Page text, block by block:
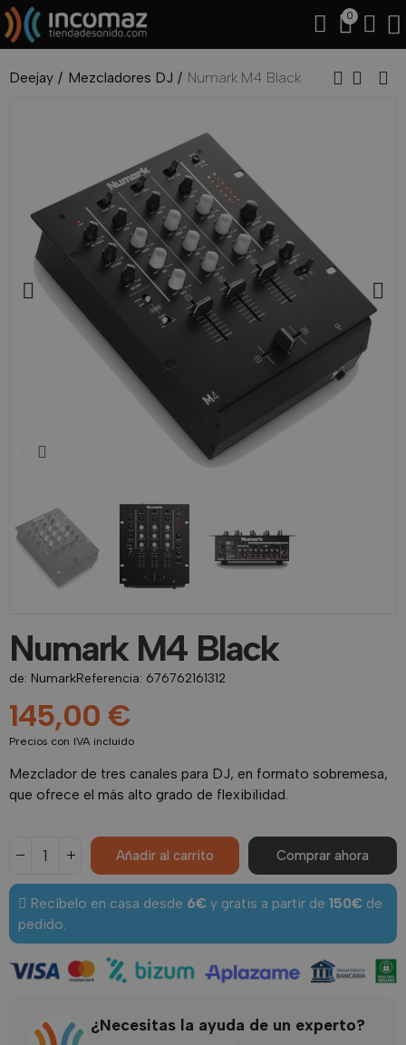
0
Deejay Mezcladores DJ Numark M4 Black
Numark M4 Black
de: NumarkReferencia: 676762161312
145,00 €
Precios con IVA incluido
Mezclador de tres canales para DJ, en formato sobremesa,
que ofrece el más alto grado de flexibilidad.
Añadir al carrito Comprar ahora
Recíbelo en casa desde 6€ y gratis a partir de 150€ de
pedido.
¿Necesitas la ayuda de un experto?